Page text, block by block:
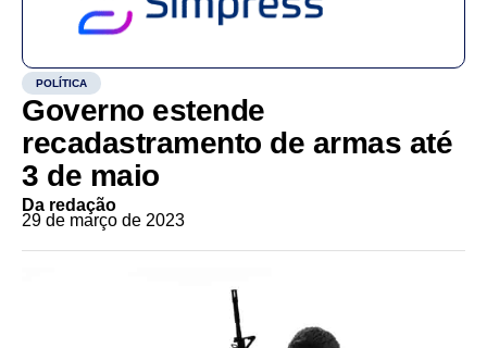
POLÍTICA
Governo estende
recadastramento de armas até
3 de maio
Da redação
29 de março de 2023